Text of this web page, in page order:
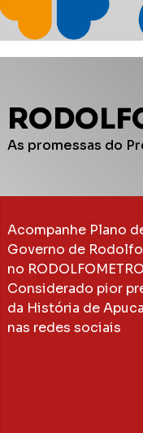
As promessas do
Acompanhe Plano
Governo de
no
Considerado pior
da História de
nas redes sociais